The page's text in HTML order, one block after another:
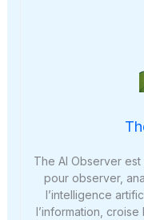
The AI Observer
pour observer,
l’intelligence
l’information,